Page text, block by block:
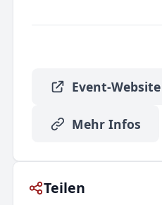
Event-Website
Mehr Infos
Teilen